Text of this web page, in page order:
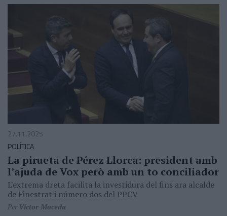
27.11.2025
POLÍTICA
La pirueta de Pérez Llorca: president amb
l’ajuda de Vox però amb un to conciliador
L'extrema dreta facilita la investidura del fins ara alcalde
de Finestrat i número dos del PPCV
Per Víctor Maceda